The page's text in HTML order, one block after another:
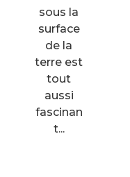
sous la
surface
de la
terre est
tout
aussi
fascinan
t...